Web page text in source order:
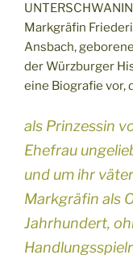
Markgräfin
Ansbach,
der Würzburger
eine Biografie vor,
als Prinzessin
Ehefrau
und um ihr
Markgräfin als
Jahrhundert,